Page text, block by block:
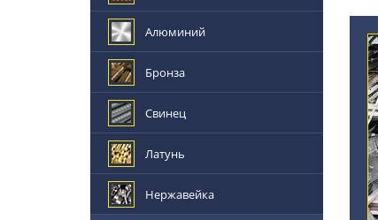
Алюминий
Бронза
Свинец
Латунь
Нержавейка